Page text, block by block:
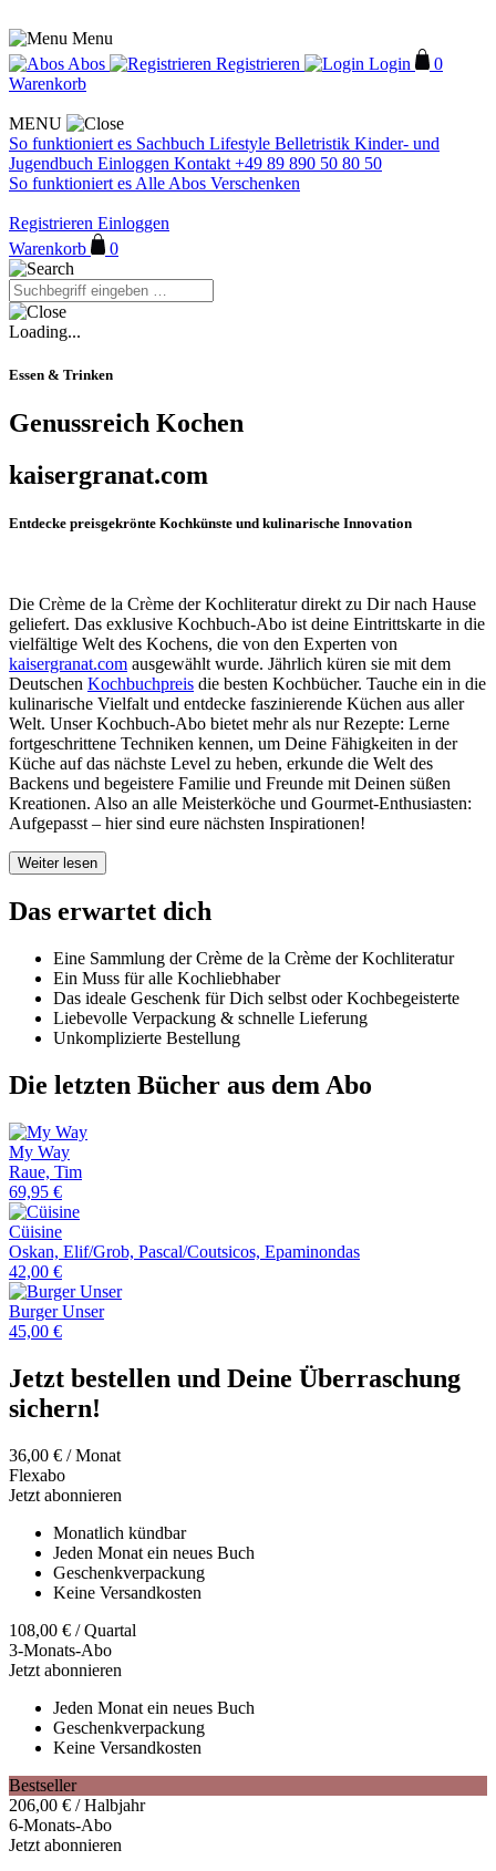
Menu
Abos
Registrieren Login
0
Warenkorb
MENU
So funktioniert es Sachbuch Lifestyle Belletristik Kinder- und
Jugendbuch Einloggen Kontakt +49 89 890 50 80 50
So funktioniert es Alle Abos Verschenken
Registrieren Einloggen
Warenkorb
0
Loading...
Essen & Trinken
Genussreich Kochen
kaisergranat.com
Entdecke preisgekrönte Kochkünste und kulinarische Innovation
Die Crème de la Crème der Kochliteratur direkt zu Dir nach Hause
geliefert. Das exklusive Kochbuch-Abo ist deine Eintrittskarte in die
vielfältige Welt des Kochens, die von den Experten von
kaisergranat.com ausgewählt wurde. Jährlich küren sie mit dem
Deutschen Kochbuchpreis die besten Kochbücher. Tauche ein in die
kulinarische Vielfalt und entdecke faszinierende Küchen aus aller
Welt. Unser Kochbuch-Abo bietet mehr als nur Rezepte: Lerne
fortgeschrittene Techniken kennen, um Deine Fähigkeiten in der
Küche auf das nächste Level zu heben, erkunde die Welt des
Backens und begeistere Familie und Freunde mit Deinen süßen
Kreationen. Also an alle Meisterköche und Gourmet-Enthusiasten:
Aufgepasst – hier sind eure nächsten Inspirationen!
Weiter lesen
Das erwartet dich
Eine Sammlung der Crème de la Crème der Kochliteratur
Ein Muss für alle Kochliebhaber
Das ideale Geschenk für Dich selbst oder Kochbegeisterte
Liebevolle Verpackung & schnelle Lieferung
Unkomplizierte Bestellung
Die letzten Bücher aus dem Abo
My Way
Raue, Tim
69,95 €
Cüisine
Oskan, Elif/Grob, Pascal/Coutsicos, Epaminondas
42,00 €
Burger Unser
45,00 €
Jetzt bestellen und Deine Überraschung
sichern!
36,00 € / Monat
Flexabo
Jetzt abonnieren
Monatlich kündbar
Jeden Monat ein neues Buch
Geschenkverpackung
Keine Versandkosten
108,00 € / Quartal
3-Monats-Abo
Jetzt abonnieren
Jeden Monat ein neues Buch
Geschenkverpackung
Keine Versandkosten
Bestseller
206,00 € / Halbjahr
6-Monats-Abo
Jetzt abonnieren